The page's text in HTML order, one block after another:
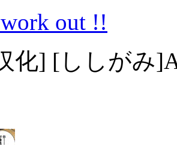
out !!
化] [ししがみ